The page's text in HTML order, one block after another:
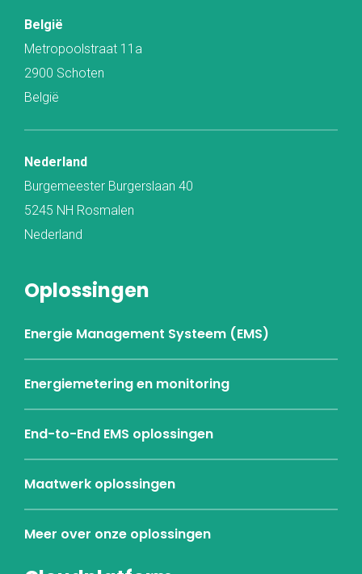
België
Metropoolstraat 11a
2900 Schoten
België
Nederland
Burgemeester Burgerslaan 40
5245 NH Rosmalen
Nederland
Oplossingen
Energie Management Systeem (EMS)
Energiemetering en monitoring
End-to-End EMS oplossingen
Maatwerk oplossingen
Meer over onze oplossingen